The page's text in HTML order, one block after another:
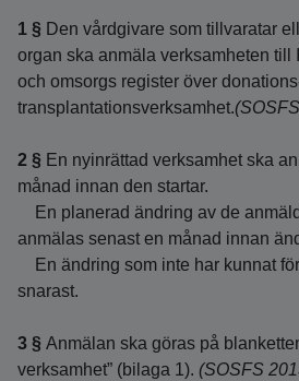
1 § Den vårdgivare som tillvaratar
organ ska anmäla verksamheten till
och omsorgs register över
transplantationsverksamhet.
2 § En nyinrättad verksamhet ska
månad innan den startar.
En planerad ändring av de
anmälas senast en månad innan
En ändring som inte har kunnat
snarast.
3 § Anmälan ska göras på
verksamhet” (bilaga 1). (SOSFS